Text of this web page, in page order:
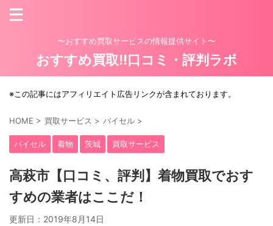
〜おすすめ買取サービスの情報提供サイト〜
おすすめ買取!!口コミ・評判ラボ
※この記事にはアフィリエイト広告リンクが含まれております。
HOME > 買取サービス > バイセル >
バイセル 着物 茨城 買取サービス
高萩市【口コミ、評判】着物買取でおす
すめの業者はここだ！
更新日： 2019年8月14日